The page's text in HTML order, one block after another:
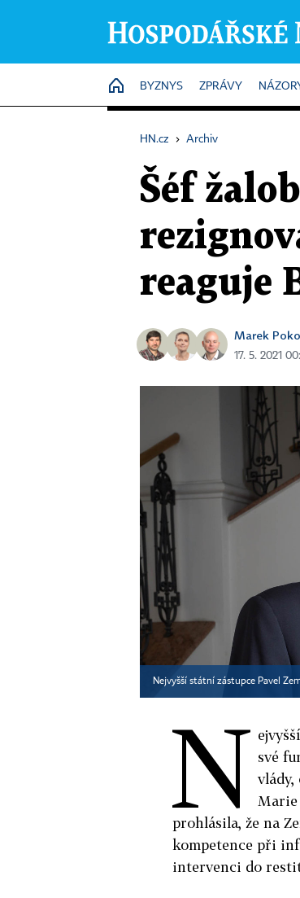
HOME
BYZNYS ZPRÁVY
HN.cz › Archiv
Šéf
reaguje
Marek
17. 5. 2021
Nejvyšší státní zástupce Pavel
N své
vlády,
Marie
prohlásila, že na
kompetence při
intervenci do